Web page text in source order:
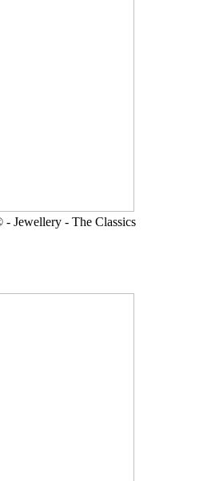
Jewellery - The Classics